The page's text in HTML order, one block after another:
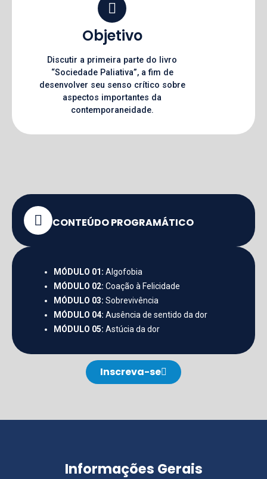
Objetivo
Discutir a primeira parte do livro
“Sociedade Paliativa”, a fim de
desenvolver seu senso crítico sobre
aspectos importantes da
contemporaneidade.
CONTEÚDO PROGRAMÁTICO
MÓDULO 01: Algofobia
MÓDULO 02: Coação à Felicidade
MÓDULO 03: Sobrevivência
MÓDULO 04: Ausência de sentido da dor
MÓDULO 05: Astúcia da dor
Inscreva-se
Informações Gerais